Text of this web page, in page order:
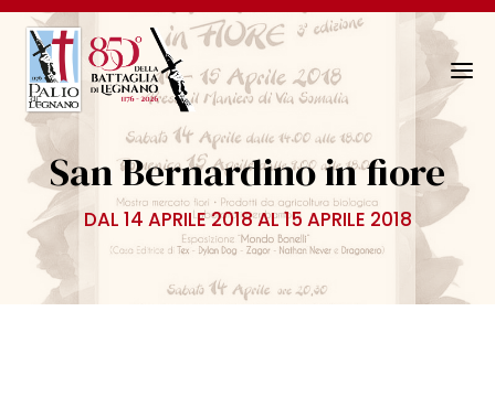
N
San Bernardino in fiore
DAL 14 APRILE 2018 AL 15 APRILE 2018